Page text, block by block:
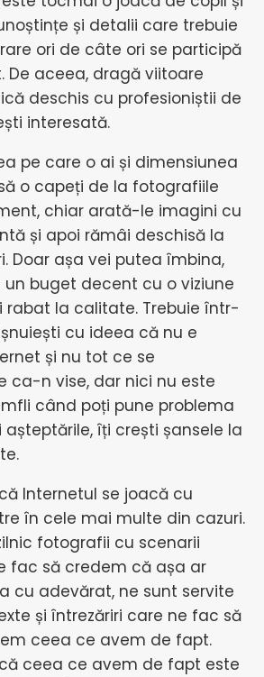
și detalii care trebuie
ori de câte ori se participă
De aceea, dragă viitoare
deschis cu profesioniștii de
interesată.
pe care o ai și dimensiunea
o capeți de la fotografiile
chiar arată-le imagini cu
și apoi rămâi deschisă la
Doar așa vei putea îmbina,
buget decent cu o viziune
rabat la calitate. Trebuie într-
cu ideea că nu e
și nu tot ce se
ca-n vise, dar nici nu este
când poți pune problema
așteptările, îți crești șansele la
Internetul se joacă cu
în cele mai multe din cazuri.
fotografii cu scenarii
fac să credem că așa ar
cu adevărat, ne sunt servite
și întrezăriri care ne fac să
ceea ce avem de fapt.
ceea ce avem de fapt este